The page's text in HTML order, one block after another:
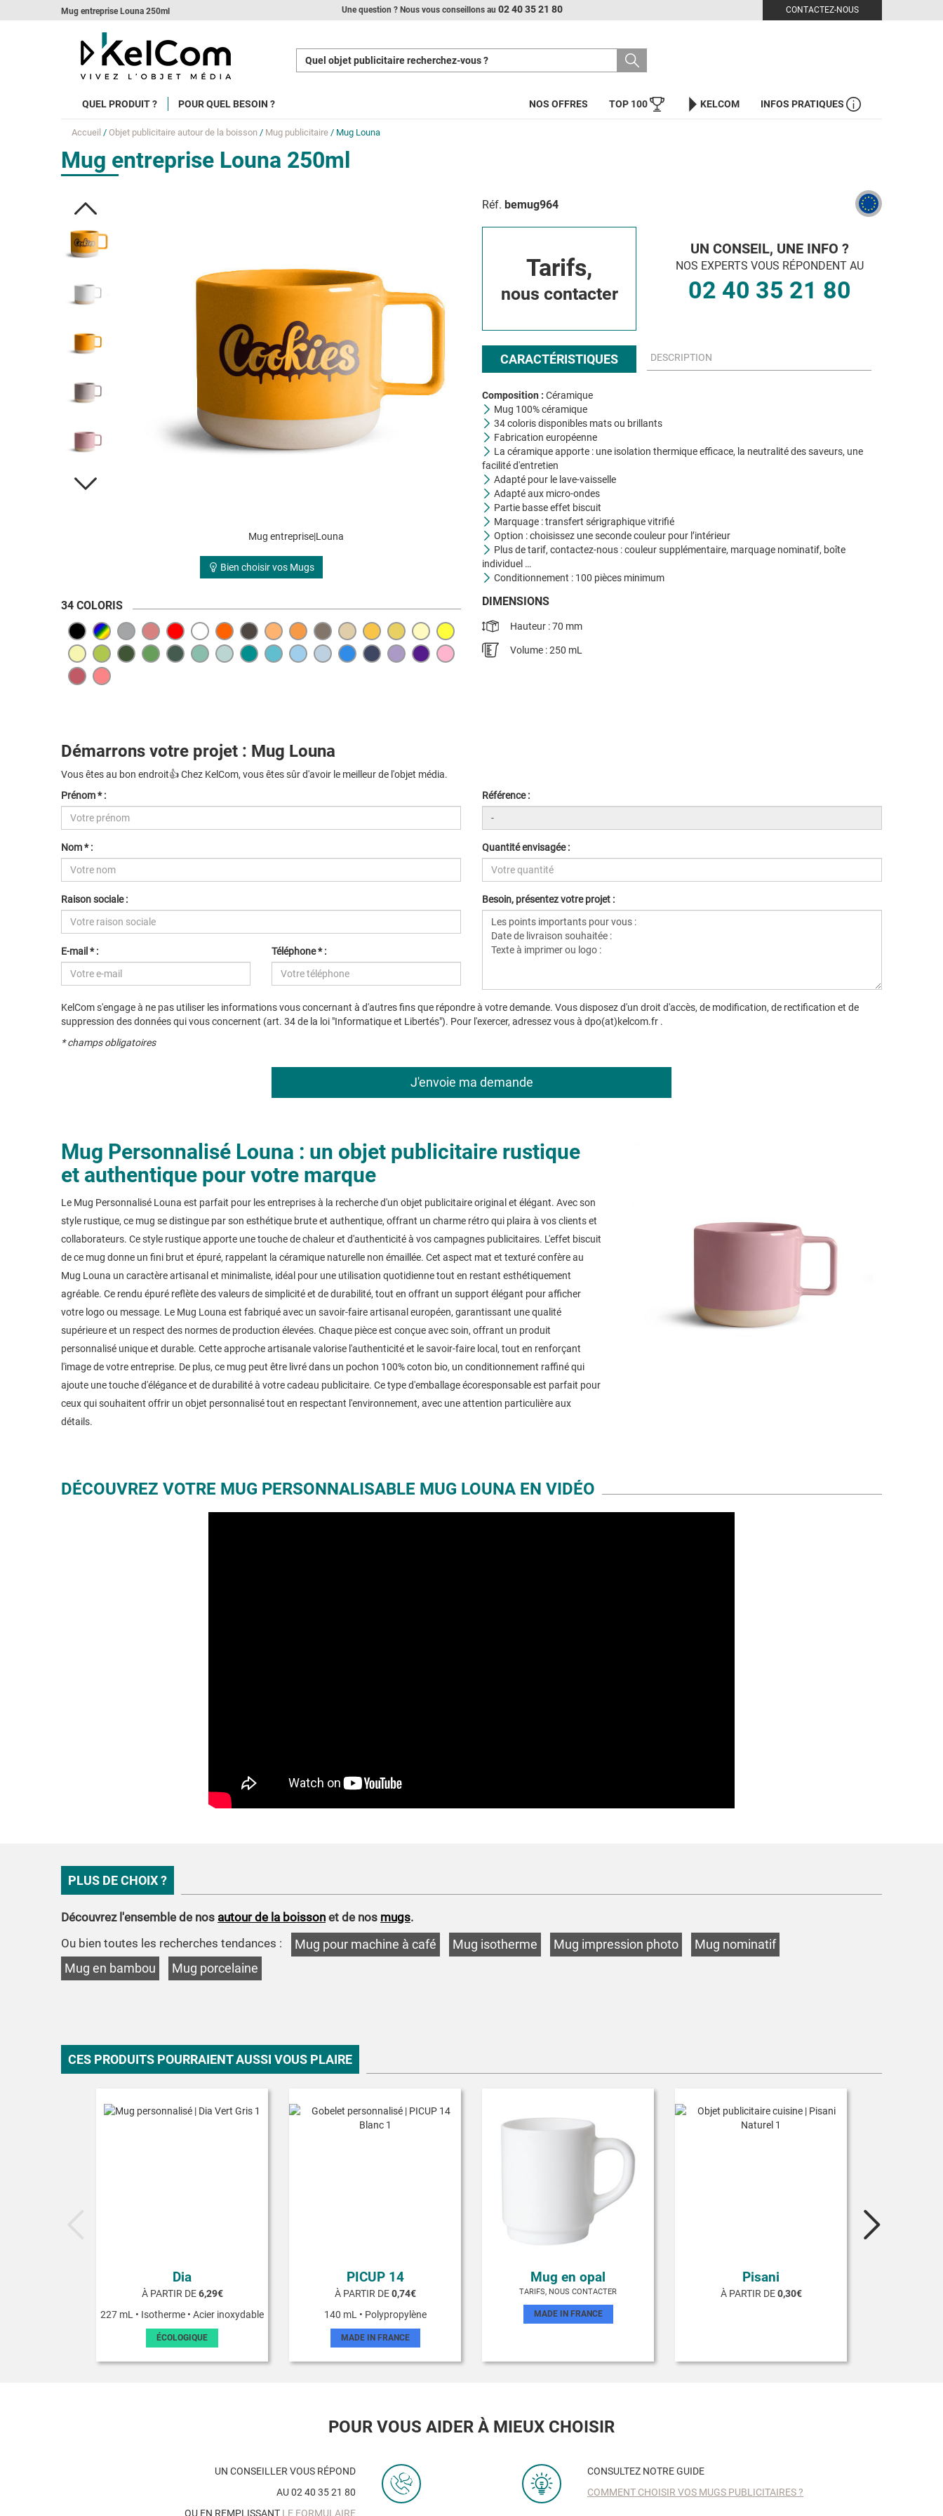
Mug entreprise Louna 250ml Une question ? Nous vous conseillons au 02 40 35 21 80 CONTACTEZ-NOUS
Quel objet publicitaire recherchez-vous ?
QUEL PRODUIT ? POUR QUEL BESOIN ? INFOS PRATIQUES
KELCOM
TOP 100
NOS OFFRES
Accueil / Objet publicitaire autour de la boisson / Mug publicitaire / Mug Louna
Mug entreprise Louna 250ml
Mug entreprise|Louna
Bien choisir vos Mugs
34 COLORIS
Réf. bemug964
Tarifs,
nous contacter
UN CONSEIL, UNE INFO ?
NOS EXPERTS VOUS RÉPONDENT AU
02 40 35 21 80
CARACTÉRISTIQUES DESCRIPTION
Composition : Céramique
Mug 100% céramique
34 coloris disponibles mats ou brillants
Fabrication européenne
La céramique apporte : une isolation thermique efficace, la neutralité des saveurs, une
facilité d'entretien
Adapté pour le lave-vaisselle
Adapté aux micro-ondes
Partie basse effet biscuit
Marquage : transfert sérigraphique vitrifié
Option : choisissez une seconde couleur pour l’intérieur
Plus de tarif, contactez-nous : couleur supplémentaire, marquage nominatif, boîte
individuel …
Conditionnement : 100 pièces minimum
DIMENSIONS
Hauteur : 70 mm
Volume : 250 mL
Démarrons votre projet : Mug Louna
Vous êtes au bon endroit👍 Chez KelCom, vous êtes sûr d'avoir le meilleur de l'objet média.
Prénom * :
Nom * :
Raison sociale :
E-mail * : Téléphone * :
Référence :
Quantité envisagée :
Besoin, présentez votre projet :
KelCom s'engage à ne pas utiliser les informations vous concernant à d'autres fins que répondre à votre demande. Vous disposez d'un droit d'accès, de modification, de rectification et de
suppression des données qui vous concernent (art. 34 de la loi "Informatique et Libertés"). Pour l'exercer, adressez vous à dpo(at)kelcom.fr .
* champs obligatoires
Mug Personnalisé Louna : un objet publicitaire rustique
et authentique pour votre marque
Le Mug Personnalisé Louna est parfait pour les entreprises à la recherche d'un objet publicitaire original et élégant. Avec son
style rustique, ce mug se distingue par son esthétique brute et authentique, offrant un charme rétro qui plaira à vos clients et
collaborateurs. Ce style rustique apporte une touche de chaleur et d'authenticité à vos campagnes publicitaires. L'effet biscuit
de ce mug donne un fini brut et épuré, rappelant la céramique naturelle non émaillée. Cet aspect mat et texturé confère au
Mug Louna un caractère artisanal et minimaliste, idéal pour une utilisation quotidienne tout en restant esthétiquement
agréable. Ce rendu épuré reflète des valeurs de simplicité et de durabilité, tout en offrant un support élégant pour afficher
votre logo ou message. Le Mug Louna est fabriqué avec un savoir-faire artisanal européen, garantissant une qualité
supérieure et un respect des normes de production élevées. Chaque pièce est conçue avec soin, offrant un produit
personnalisé unique et durable. Cette approche artisanale valorise l'authenticité et le savoir-faire local, tout en renforçant
l'image de votre entreprise. De plus, ce mug peut être livré dans un pochon 100% coton bio, un conditionnement raffiné qui
ajoute une touche d'élégance et de durabilité à votre cadeau publicitaire. Ce type d'emballage écoresponsable est parfait pour
ceux qui souhaitent offrir un objet personnalisé tout en respectant l'environnement, avec une attention particulière aux
détails.
DÉCOUVREZ VOTRE MUG PERSONNALISABLE MUG LOUNA EN VIDÉO
PLUS DE CHOIX ?
Découvrez l'ensemble de nos autour de la boisson et de nos mugs.
Ou bien toutes les recherches tendances :
Mug pour machine à café Mug isotherme Mug impression photo
Mug nominatif
Mug en bambou
Mug porcelaine
CES PRODUITS POURRAIENT AUSSI VOUS PLAIRE
Dia
À PARTIR DE6,29€
227 mL • Isotherme • Acier inoxydable
ÉCOLOGIQUE
PICUP 14
À PARTIR DE0,74€
140 mL • Polypropylène
MADE IN FRANCE
Mug en opal
TARIFS, NOUS CONTACTER
MADE IN FRANCE
Pisani
À PARTIR DE0,30€
POUR VOUS AIDER À MIEUX CHOISIR
UN CONSEILLER VOUS RÉPOND
AU 02 40 35 21 80
OU EN REMPLISSANT LE FORMULAIRE
CONSULTEZ NOTRE GUIDE
COMMENT CHOISIR VOS MUGS PUBLICITAIRES ?